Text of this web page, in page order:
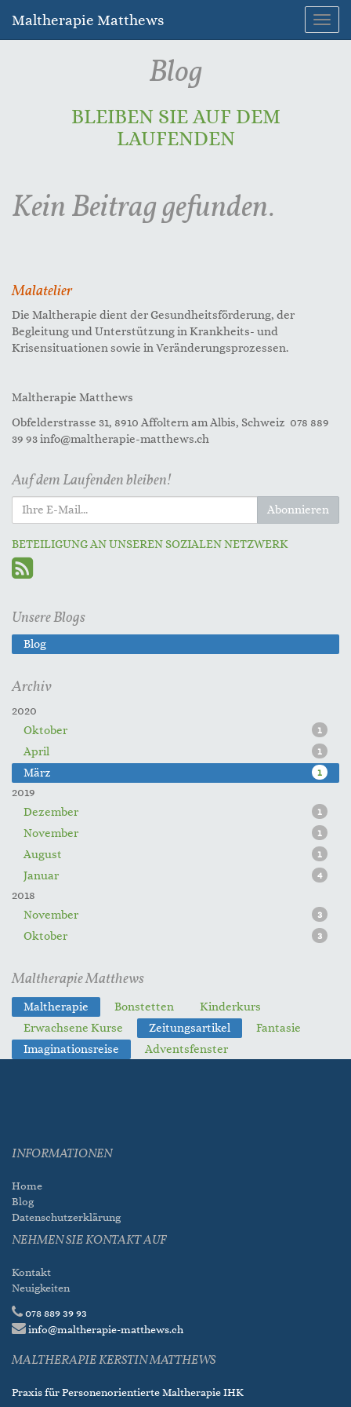
Maltherapie Matthews
Blog
BLEIBEN SIE AUF DEM
LAUFENDEN
Kein Beitrag gefunden.
Malatelier
Die Maltherapie dient der Gesundheitsförderung, der
Begleitung und Unterstützung in Krankheits- und
Krisensituationen sowie in Veränderungsprozessen.
Maltherapie Matthews
Obfelderstrasse 31, 8910 Affoltern am Albis, Schweiz 078 889
39 93 info@maltherapie-matthews.ch
Auf dem Laufenden bleiben!
Abonnieren
BETEILIGUNG AN UNSEREN SOZIALEN NETZWERK
Unsere Blogs
Blog
Archiv
2020
Oktober
1
April 1
März 1
2019
Dezember
1
November 1
August 1
Januar 4
2018
November
3
Oktober 3
Maltherapie Matthews
Maltherapie Bonstetten
Kinderkurs
Erwachsene Kurse
Zeitungsartikel
Fantasie
Imaginationsreise
Adventsfenster
INFORMATIONEN
Home
Blog
Datenschutzerklärung
NEHMEN SIE KONTAKT AUF
Kontakt
Neuigkeiten
078 889 39 93
info@maltherapie-matthews.ch
MALTHERAPIE KERSTIN MATTHEWS
Praxis für Personenorientierte Maltherapie IHK